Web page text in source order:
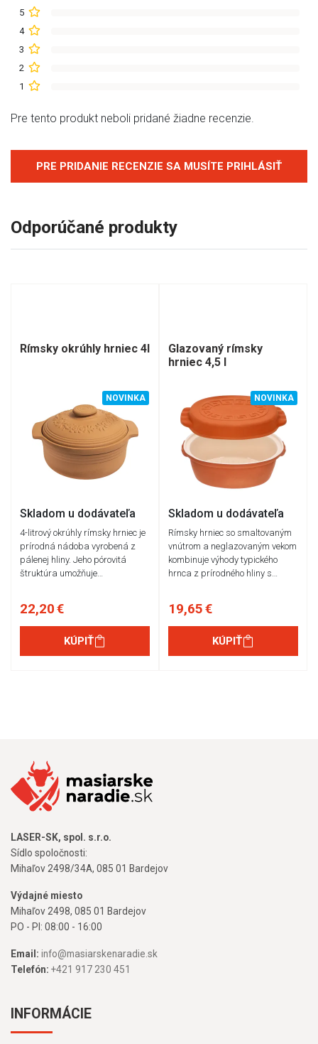
5
4
3
2
1
Pre tento produkt neboli pridané žiadne recenzie.
PRE PRIDANIE RECENZIE SA MUSÍTE PRIHLÁSIŤ
Odporúčané produkty
Rímsky okrúhly hrniec 4l
NOVINKA
Skladom u dodávateľa
4-litrový okrúhly rímsky hrniec je
prírodná nádoba vyrobená z
pálenej hliny. Jeho pórovitá
štruktúra umožňuje…
22,20 €
KÚPIŤ
Glazovaný rímsky
hrniec 4,5 l
NOVINKA
Skladom u dodávateľa
Rímsky hrniec so smaltovaným
vnútrom a neglazovaným vekom
kombinuje výhody typického
hrnca z prírodného hliny s…
19,65 €
KÚPIŤ
LASER-SK, spol. s.r.o.
Sídlo spoločnosti:
Mihaľov 2498/34A, 085 01 Bardejov
Výdajné miesto
Mihaľov 2498, 085 01 Bardejov
PO - PI: 08:00 - 16:00
Email: info@masiarskenaradie.sk
Telefón: +421 917 230 451
INFORMÁCIE